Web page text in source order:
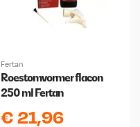
Fertan
Roestomvormer flacon
250 ml Fertan
€21,96